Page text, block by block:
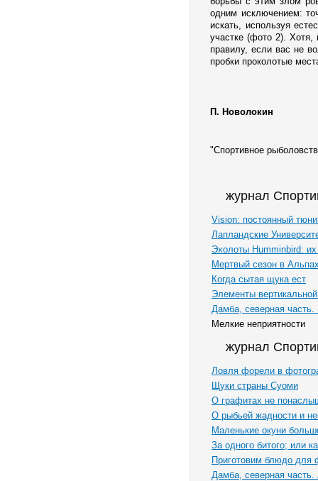
одним исключением:
искать, используя
участке (фото 2).
правилу, если вас не
пробки проколотые
П. Новолокин
"Спортивное
журнал
Vision: постоянный
Лапландские
Эхолоты Humminbird:
Мертвый сезон в
Когда сытая щука ест
Элементы
Дамба, северная
Мелкие неприятности
журнал
Ловля форели в
Щуки страны Суоми
О графитах не
О рыбьей жадности и
Маленькие окуни
За одного битого; или
Приготовим блюдо для
Дамба, северная